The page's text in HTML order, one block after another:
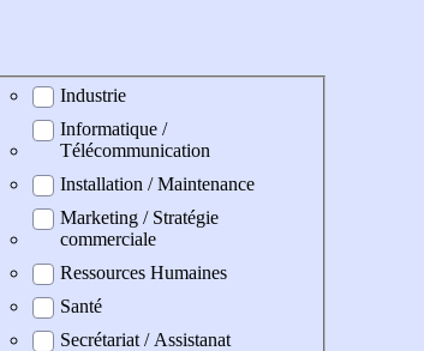
Industrie
Informatique /
Télécommunication
Installation / Maintenance
Marketing / Stratégie
commerciale
Ressources Humaines
Santé
Secrétariat / Assistanat